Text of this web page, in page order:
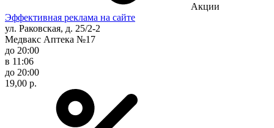
Акции
Эффективная реклама на сайте
ул. Раковская, д. 25/2-2
Медвакс Аптека №17
до 20:00
в 11:06
до 20:00
19,00 р.